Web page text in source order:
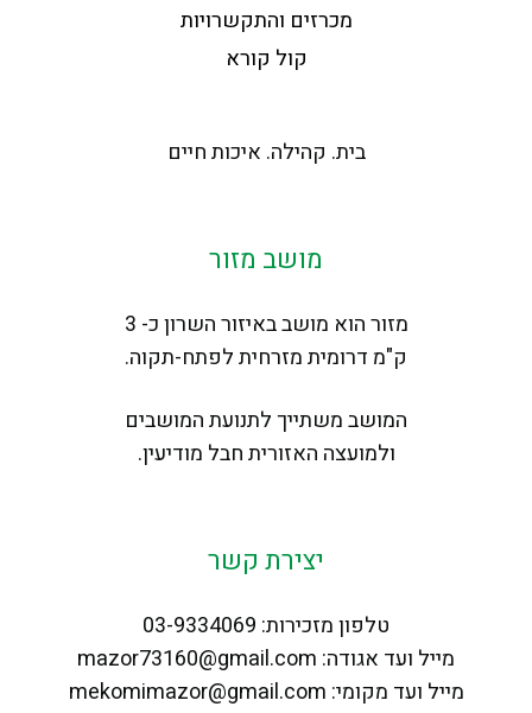
מכרזים והתקשרויות
קול קורא
בית. קהילה. איכות חיים
מושב מזור
מזור הוא מושב באיזור השרון כ- 3
ק"מ דרומית מזרחית לפתח-תקוה.
המושב משתייך לתנועת המושבים
ולמועצה האזורית חבל מודיעין.
יצירת קשר
טלפון מזכירות: 03-9334069
מייל ועד אגודה: mazor73160@gmail.com
מייל ועד מקומי: mekomimazor@gmail.com